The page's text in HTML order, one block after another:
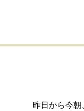
昨日から今